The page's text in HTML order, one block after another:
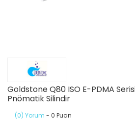
Goldstone Q80 ISO E-PDMA
Pnömatik Silindir
(0) Yorum - 0 Puan